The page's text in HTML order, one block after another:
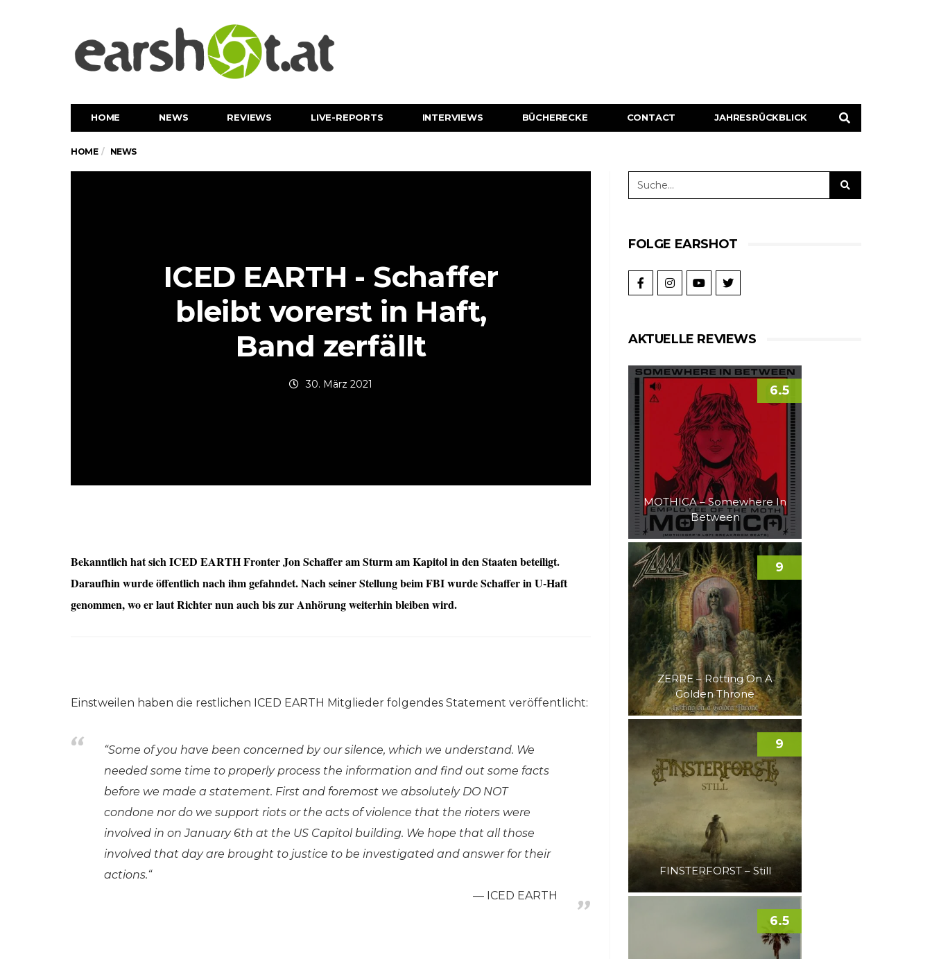
HOME NEWS REVIEWS LIVE-REPORTS INTERVIEWS BÜCHERECKE CONTACT JAHRESRÜCKBLICK
HOME NEWS
ICED EARTH - Schaffer
bleibt vorerst in Haft,
Band zerfällt
30. März 2021
Bekanntlich hat sich ICED EARTH Fronter Jon Schaffer am Sturm am Kapitol in den Staaten beteiligt.
Daraufhin wurde öffentlich nach ihm gefahndet. Nach seiner Stellung beim FBI wurde Schaffer in U-Haft
genommen, wo er laut Richter nun auch bis zur Anhörung weiterhin bleiben wird.
Einstweilen haben die restlichen ICED EARTH Mitglieder folgendes Statement veröffentlicht:
“Some of you have been concerned by our silence, which we understand. We
needed some time to properly process the information and find out some facts
before we made a statement. First and foremost we absolutely DO NOT
condone nor do we support riots or the acts of violence that the rioters were
involved in on January 6th at the US Capitol building. We hope that all those
involved that day are brought to justice to be investigated and answer for their
actions.“
ICED EARTH
FOLGE EARSHOT
AKTUELLE REVIEWS
MOTHICA – Somewhere In
Between
6.5
ZERRE – Rotting On A
Golden Throne
9
FINSTERFORST – Still
9
6.5